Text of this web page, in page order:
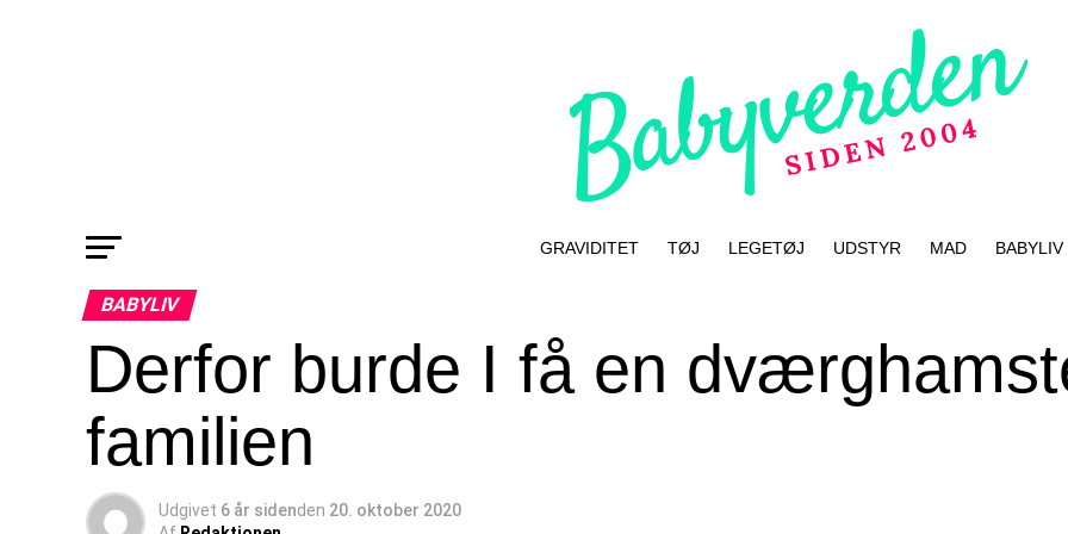
GRAVIDITET TØJ LEGETØJ UDSTYR MAD BABYLIV
BABYLIV
Derfor burde I få en
familien
Udgivet 6 år sidenden 20. oktober 2020